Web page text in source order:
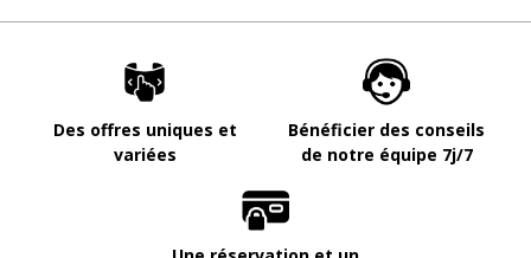
Des offres uniques et
variées
Bénéficier des conseils
de notre équipe 7j/7